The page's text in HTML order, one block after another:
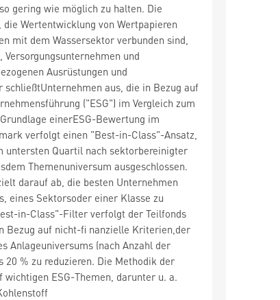
gering wie möglich zu halten. Die
Wertentwicklung von Wertpapieren
mit dem Wassersektor verbunden sind,
und
Ausrüstungen und
schließtUnternehmen aus, die in Bezug auf
("ESG") im Vergleich zum
einerESG-Bewertung im
verfolgt einen "Best-in-Class"-Ansatz,
untersten Quartil nach sektorbereinigter
Themenuniversum ausgeschlossen.
darauf ab, die besten Unternehmen
eines Sektorsoder einer Klasse zu
in-Class"-Filter verfolgt der Teilfonds
Bezug auf nicht-fi nanzielle Kriterien,der
Anlageuniversums (nach Anzahl der
20 % zu reduzieren. Die Methodik der
ESG-Themen, darunter u. a.